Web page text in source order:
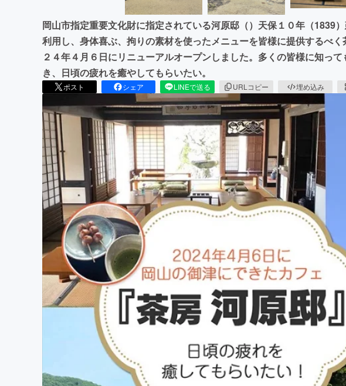
岡山市指定重要文化財に指定されている河原邸（）天保１０年（1839
利用し、身体喜ぶ、拘りの素材を使ったメニューを皆様に提供するべく
２４年４月６日にリニューアルオープンしました。多くの皆様に知っ
き、日頃の疲れを癒やしてもらいたい。
ポスト シェア LINEで送る URLコピー 埋め込み